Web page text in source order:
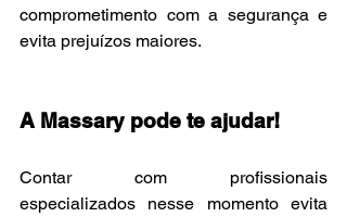
comprometimento com a segurança e
evita prejuízos maiores.
A Massary pode te ajudar!
Contar com profissionais
especializados nesse momento evita